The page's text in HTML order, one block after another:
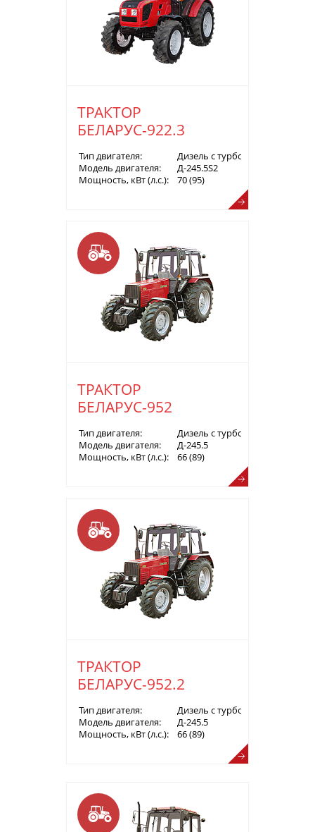
ТРАКТОР
БЕЛАРУС-922.3
Тип двигателя:
Дизель с турбонаддувом
Модель двигателя:
Д-245.5S2
Мощность, кВт (л.с.):
70 (95)
ТРАКТОР
БЕЛАРУС-952
Тип двигателя:
Дизель с турбонаддувом
Модель двигателя:
Д-245.5
Мощность, кВт (л.с.):
66 (89)
ТРАКТОР
БЕЛАРУС-952.2
Тип двигателя:
Дизель с турбонаддувом
Модель двигателя:
Д-245.5
Мощность, кВт (л.с.):
66 (89)